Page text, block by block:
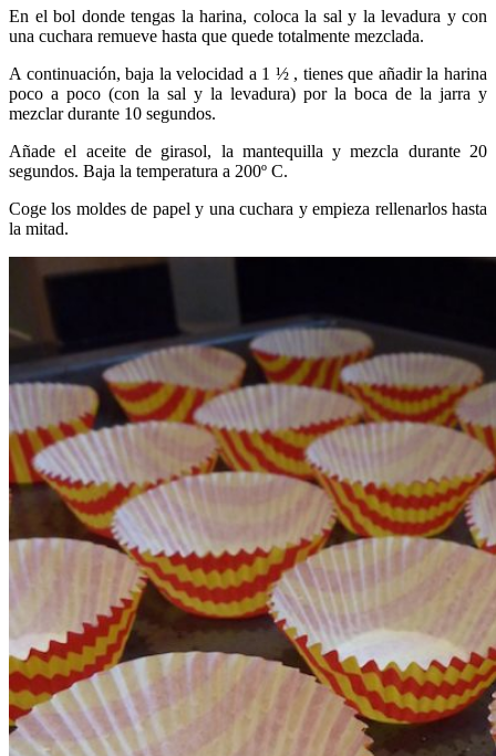
En el bol donde tengas la harina, coloca la sal y la levadura y con
una cuchara remueve hasta que quede totalmente mezclada.
A continuación, baja la velocidad a 1 ½ , tienes que añadir la harina
poco a poco (con la sal y la levadura) por la boca de la jarra y
mezclar durante 10 segundos.
Añade el aceite de girasol, la mantequilla y mezcla durante 20
segundos. Baja la temperatura a 200º C.
Coge los moldes de papel y una cuchara y empieza rellenarlos hasta
la mitad.